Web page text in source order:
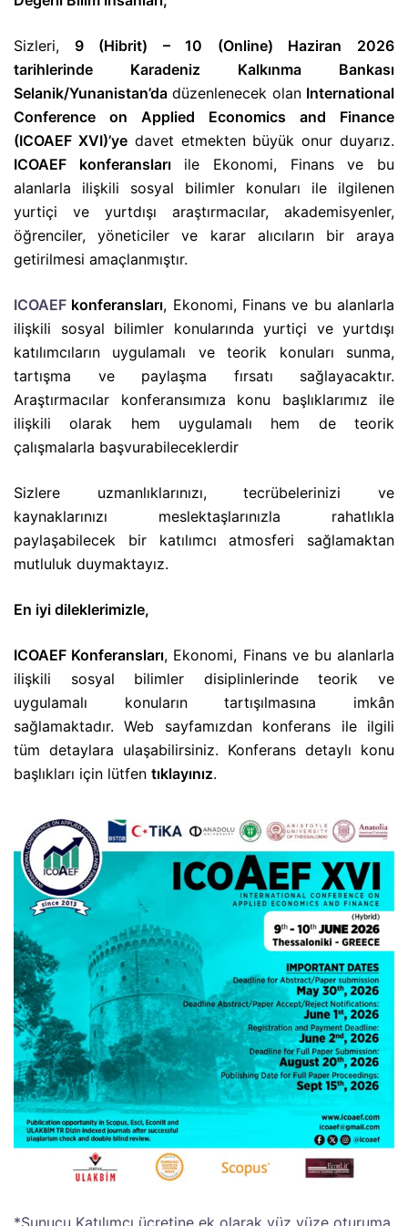
Sizleri, 9 (Hibrit) – 10 (Online) Haziran 2026
tarihlerinde Karadeniz Kalkınma Bankası
Selanik/Yunanistan’da düzenlenecek olan International
Conference on Applied Economics and Finance
(ICOAEF XVI)’yedavet etmekten büyük onur duyarız.
ICOAEF konferanslarıile Ekonomi, Finans ve bu
alanlarla ilişkili sosyal bilimler konuları ile ilgilenen
yurtiçi ve yurtdışı araştırmacılar, akademisyenler,
öğrenciler, yöneticiler ve karar alıcıların bir araya
getirilmesi amaçlanmıştır.
ICOAEF konferansları, Ekonomi, Finans ve bu alanlarla
ilişkili sosyal bilimler konularında yurtiçi ve yurtdışı
katılımcıların uygulamalı ve teorik konuları sunma,
tartışma ve paylaşma fırsatı sağlayacaktır.
Araştırmacılar konferansımıza konu başlıklarımız ile
ilişkili olarak hem uygulamalı hem de teorik
çalışmalarla başvurabileceklerdir
Sizlere uzmanlıklarınızı, tecrübelerinizi ve
kaynaklarınızı meslektaşlarınızla rahatlıkla
paylaşabilecek bir katılımcı atmosferi sağlamaktan
mutluluk duymaktayız.
En iyi dileklerimizle,
ICOAEF Konferansları, Ekonomi, Finans ve bu alanlarla
ilişkili sosyal bilimler disiplinlerinde teorik ve
uygulamalı konuların tartışılmasına imkân
sağlamaktadır. Web sayfamızdan konferans ile ilgili
tüm detaylara ulaşabilirsiniz. Konferans detaylı konu
başlıkları için lütfen tıklayınız.